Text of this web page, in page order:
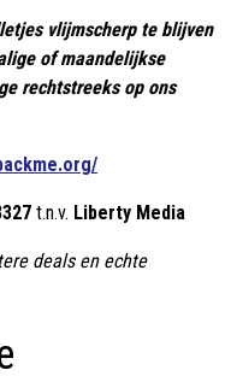
vlijmscherp te blijven
of maandelijkse
rechtstreeks op ons
t.n.v. Liberty Media
deals en echte